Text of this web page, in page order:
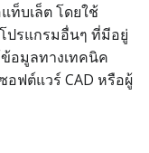
ท็บเล็ต โดยใช้
ปรแกรมอื่นๆ ที่มีอยู่
ข้อมูลทางเทคนิค
อฟต์แวร์ CAD หรือผู้